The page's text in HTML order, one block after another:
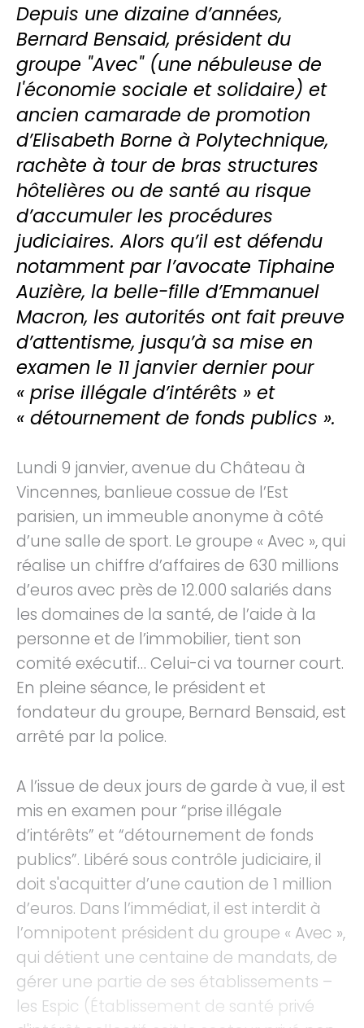
Depuis une dizaine d’années,
Bernard Bensaid, président du
groupe "Avec" (une nébuleuse de
l'économie sociale et solidaire) et
ancien camarade de promotion
d’Elisabeth Borne à Polytechnique,
rachète à tour de bras structures
hôtelières ou de santé au risque
d’accumuler les procédures
judiciaires. Alors qu’il est défendu
notamment par l’avocate Tiphaine
Auzière, la belle-fille d’Emmanuel
Macron, les autorités ont fait preuve
d’attentisme, jusqu’à sa mise en
examen le 11 janvier dernier pour
« prise illégale d’intérêts » et
« détournement de fonds publics ».
Lundi 9 janvier, avenue du Château à
Vincennes, banlieue cossue de l’Est
parisien, un immeuble anonyme à côté
d’une salle de sport. Le groupe « Avec », qui
réalise un chiffre d’affaires de 630 millions
d’euros avec près de 12.000 salariés dans
les domaines de la santé, de l’aide à la
personne et de l’immobilier, tient son
comité exécutif… Celui-ci va tourner court.
En pleine séance, le président et
fondateur du groupe, Bernard Bensaid, est
arrêté par la police.
A l’issue de deux jours de garde à vue, il est
mis en examen pour “prise illégale
d’intérêts” et “détournement de fonds
publics”. Libéré sous contrôle judiciaire, il
doit s'acquitter d’une caution de 1 million
d’euros. Dans l’immédiat, il est interdit à
l’omnipotent président du groupe « Avec »,
qui détient une centaine de mandats, de
gérer une partie de ses établissements –
les Espic (Établissement de santé privé